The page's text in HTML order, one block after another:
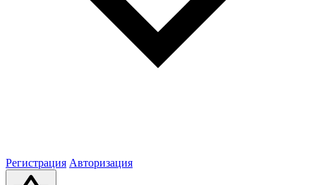
Регистрация Авторизация